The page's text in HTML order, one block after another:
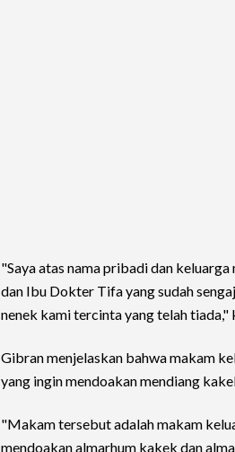
"Saya atas nama pribadi dan
dan Ibu Dokter Tifa yang sudah
nenek kami tercinta yang telah
Gibran menjelaskan bahwa makam
yang ingin mendoakan mendiang
"Makam tersebut adalah makam
mendoakan almarhum kakek dan